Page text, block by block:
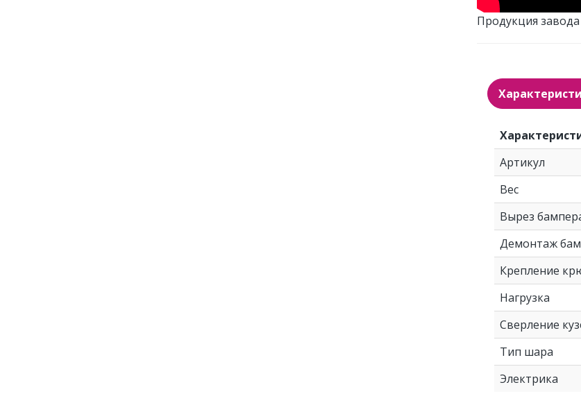
Продукция
Артикул
Вес
Вырез
Демонтаж
Крепление
Нагрузка
Сверление
Тип шара
Электрика